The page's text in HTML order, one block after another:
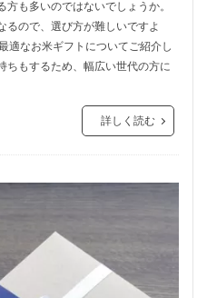
も多いのではないでしょうか。
るので、選び方が難しいですよ
適なお米ギフトについてご紹介し
ちもするため、幅広い世代の方に
詳しく読む